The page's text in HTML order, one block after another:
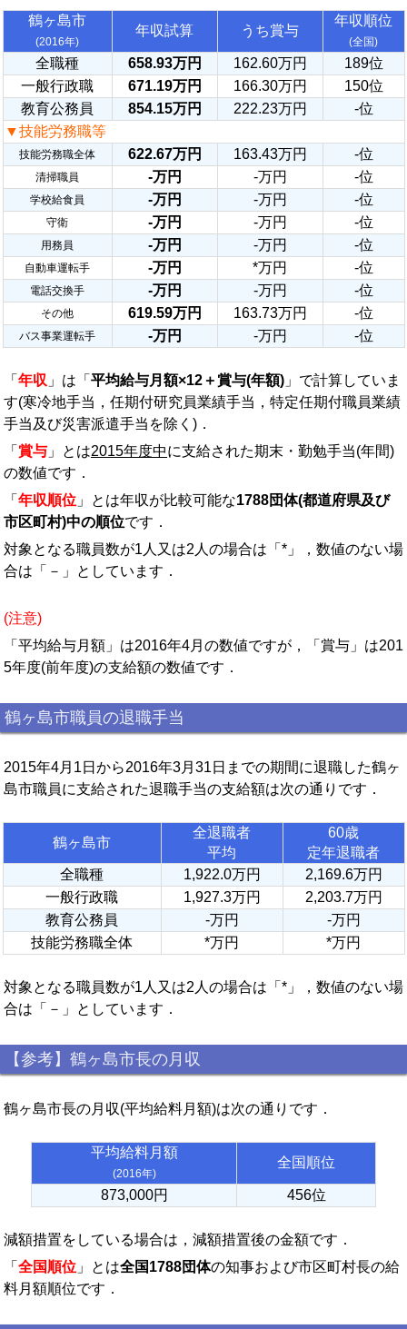
鶴ヶ島市
(2016年)
年収試算 うち賞与
年収順位
(全国)
全職種 658.93万円 162.60万円
189位
一般行政職
671.19万円 166.30万円
150位
教育公務員
854.15万円 222.23万円
-位
▼技能労務職等
技能労務職全体 622.67万円 163.43万円 -位
清掃職員 -万円 -万円 -位
学校給食員 -万円 -万円 -位
守衛 -万円 -万円 -位
用務員 -万円 -万円 -位
自動車運転手 -万円 *万円 -位
電話交換手 -万円 -万円 -位
その他 619.59万円 163.73万円 -位
バス事業運転手 -万円 -万円 -位
「 年収 」は「 平均給与月額×12＋賞与(年額) 」で計算していま
す(寒冷地手当，任期付研究員業績手当，特定任期付職員業績
手当及び災害派遣手当を除く)．
「 賞与 」とは2015年度中に支給された期末・勤勉手当(年間)
の数値です．
「 年収順位 」とは年収が比較可能な1788団体(都道府県及び
市区町村)中の順位です．
対象となる職員数が1人又は2人の場合は「*」，数値のない場
合は「－」としています．
(注意)
「平均給与月額」は2016年4月の数値ですが，「賞与」は201
5年度(前年度)の支給額の数値です．
鶴ヶ島市職員の退職手当
2015年4月1日から2016年3月31日までの期間に退職した鶴ヶ
島市職員に支給された退職手当の支給額は次の通りです．
鶴ヶ島市
全退職者
平均
60歳
定年退職者
全職種
1,922.0万円
2,169.6万円
一般行政職
1,927.3万円
2,203.7万円
教育公務員
-万円
-万円
技能労務職全体
*万円 *万円
対象となる職員数が1人又は2人の場合は「*」，数値のない場
合は「－」としています．
【参考】鶴ヶ島市長の月収
鶴ヶ島市長の月収(平均給料月額)は次の通りです．
平均給料月額
(2016年)
全国順位
873,000円 456位
減額措置をしている場合は，減額措置後の金額です．
「 全国順位 」とは全国1788団体の知事および市区町村長の給
料月額順位です．